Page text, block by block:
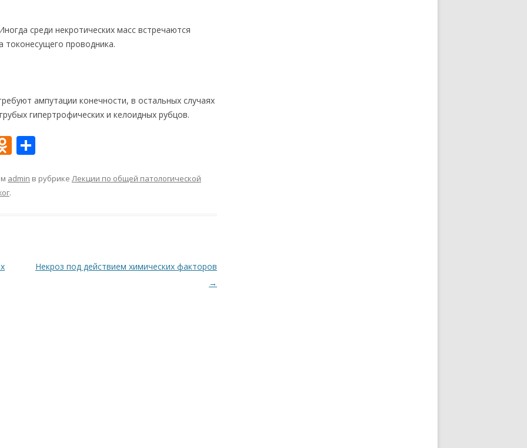
среди некротических масс встречаются
токонесущего проводника.
ампутации конечности, в остальных случаях
гипертрофических и келоидных рубцов.
O
n п
и
т
admin в рубрике Лекции по общей патологической
.
Некроз под действием химических факторов
→